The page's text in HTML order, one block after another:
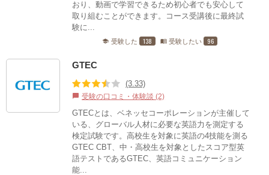
おり、動画で学習できるため初心者でも安心して
取り組むことができます。コース受講後に最終試
験に...
school 受験した 138 menu_book 受験したい 96
GTEC
(3.33)
chat_bubble 受験の口コミ・体験談 (2)
GTECとは、ベネッセコーポレーションが主催して
いる、グローバル人材に必要な英語力を測定する
検定試験です。高校生を対象に英語の4技能を測る
GTEC CBT、中・高校生を対象としたスコア型英
語テストであるGTEC、英語コミュニケーション
能...